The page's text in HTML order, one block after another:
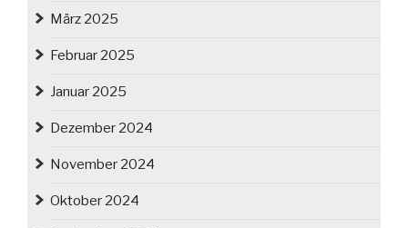
März 2025
Februar 2025
Januar 2025
Dezember 2024
November 2024
Oktober 2024